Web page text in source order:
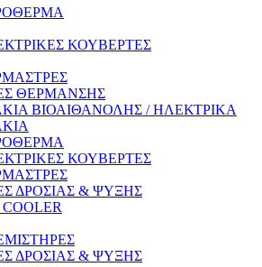
ΚΟΥΒΕΡΤΕΣ
ΘΕΡΜΑΝΣΗΣ
ΒΙΟΑΙΘΑΝΟΛΗΣ / ΗΛΕΚΤΡΙΚΑ
ΚΟΥΒΕΡΤΕΣ
ΔΡΟΣΙΑΣ & ΨΥΞΗΣ
ΔΡΟΣΙΑΣ & ΨΥΞΗΣ